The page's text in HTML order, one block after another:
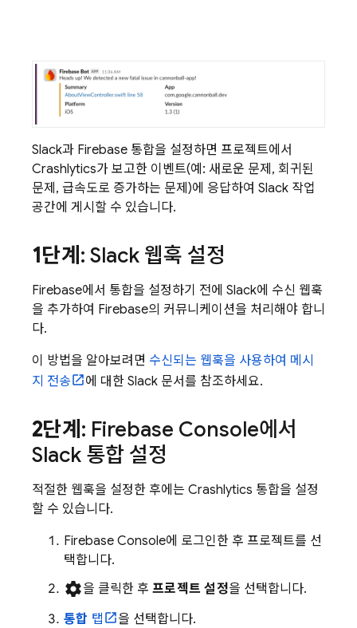
Slack과 Firebase 통합을 설정하면 프로젝트에서
Crashlytics가 보고한 이벤트(예: 새로운 문제, 회귀된
문제, 급속도로 증가하는 문제)에 응답하여 Slack 작업
공간에 게시할 수 있습니다.
1단계 : Slack 웹훅 설정
Firebase에서 통합을 설정하기 전에 Slack에 수신 웹훅
을 추가하여 Firebase의 커뮤니케이션을 처리해야 합니
다.
이 방법을 알아보려면 수신되는 웹훅을 사용하여 메시
지 전송
에 대한 Slack 문서를 참조하세요.
2단계 : Firebase Console에서
Slack 통합 설정
적절한 웹훅을 설정한 후에는 Crashlytics 통합을 설정
할 수 있습니다.
Firebase Console에 로그인한 후 프로젝트를 선
택합니다.
settings을 클릭한 후 프로젝트 설정을 선택합니다.
통합 탭
을 선택합니다.